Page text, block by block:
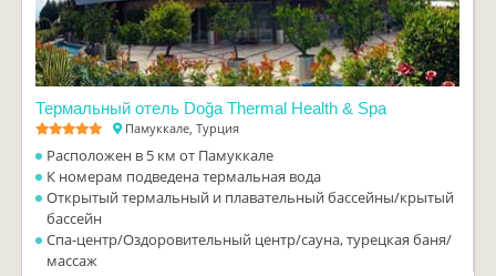
Термальный отель Doğa Thermal Health & Spa
Памуккале, Турция
Расположен в 5 км от Памуккале
К номерам подведена термальная вода
Открытый термальный и плавательный бассейны/крытый
бассейн
Спа-центр/Оздоровительный центр/сауна, турецкая баня/
массаж